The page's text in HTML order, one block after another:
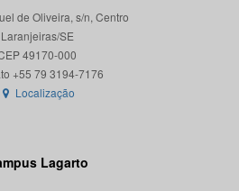
de Oliveira, s/n, Centro
Laranjeiras/SE
49170-000
Localização
Lagarto